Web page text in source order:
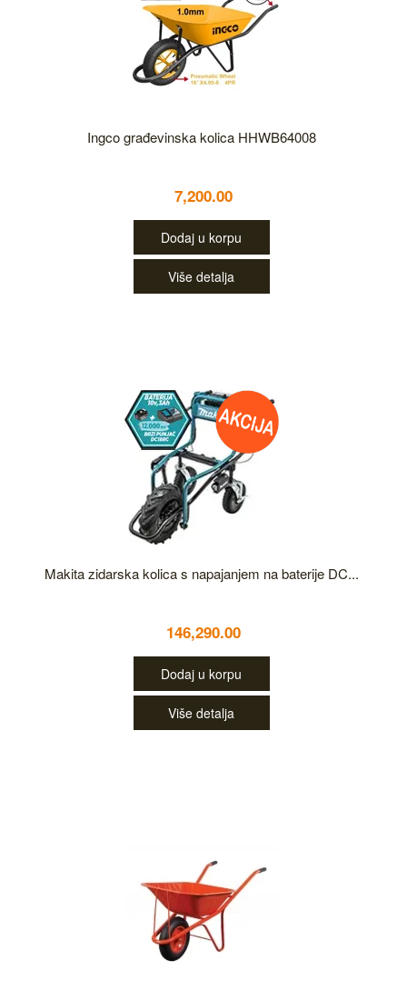
Ingco građevinska kolica HHWB64008
7,200.00
Dodaj u korpu
Više detalja
Makita zidarska kolica s napajanjem na baterije DC...
146,290.00
Dodaj u korpu
Više detalja